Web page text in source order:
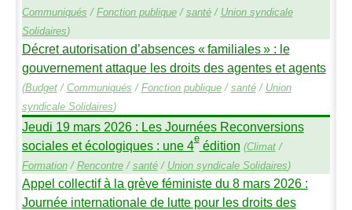
Communiqués / Fonction publique/ santé/ Union syndicale
Solidaires)
Décret autorisation d’absences «familiales» : le
gouvernement attaque les droits des agentes et agents
(Budget/ Communiqués / Fonction publique/ santé/ Union
syndicale Solidaires)
Jeudi 19 mars 2026 : Les Journées Reconversions
sociales et écologiques : une 4eédition (Climat/
Formation/ Rencontre/ santé/ Union syndicale Solidaires)
Appel collectif à la grève féministe du 8 mars 2026 :
Journée internationale de lutte pour les droits des